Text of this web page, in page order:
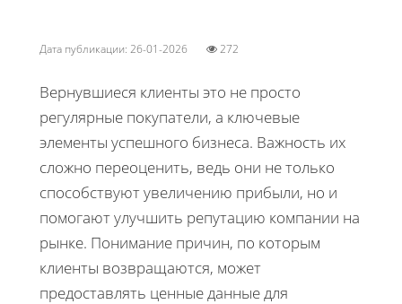
Дата публикации: 26-01-2026 272
Вернувшиеся клиенты это не просто
регулярные покупатели, а ключевые
элементы успешного бизнеса. Важность их
сложно переоценить, ведь они не только
способствуют увеличению прибыли, но и
помогают улучшить репутацию компании на
рынке. Понимание причин, по которым
клиенты возвращаются, может
предоставлять ценные данные для